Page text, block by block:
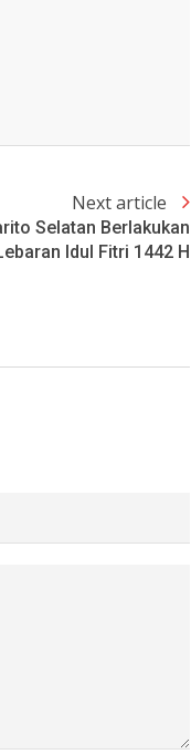
Next article
Selatan Berlakukan
Idul Fitri 1442 H